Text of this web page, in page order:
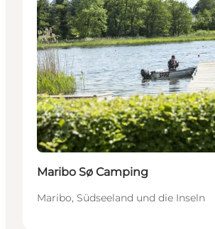
Maribo Sø Camping
Maribo, Südseeland und die Inseln